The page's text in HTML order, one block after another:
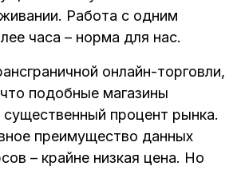
Работа с одним
часа – норма для нас.
онлайн-торговли,
подобные магазины
процент рынка.
преимущество данных
– крайне низкая цена. Но